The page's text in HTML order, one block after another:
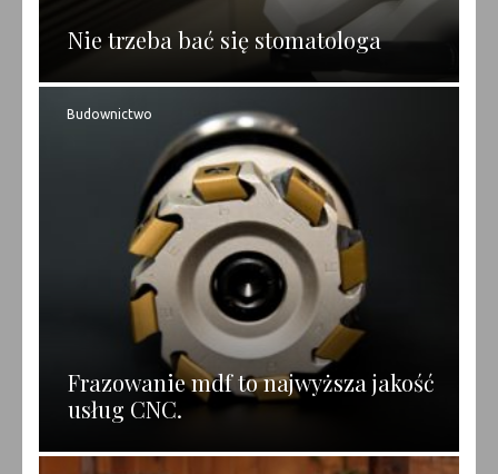
Nie trzeba bać się stomatologa
Budownictwo
Frazowanie mdf to najwyższa jakość
usług CNC.